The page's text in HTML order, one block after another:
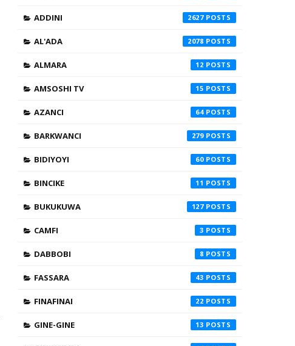
ADDINI 2627
AL'ADA 2078
ALMARA 12
AMSOSHI TV 15
AZANCI 64
BARKWANCI 279
BIDIYOYI 60
BINCIKE 11
BUKUKUWA 127
CAMFI 3
DABBOBI 8
FASSARA 43
FINAFINAI 22
GINE-GINE 13